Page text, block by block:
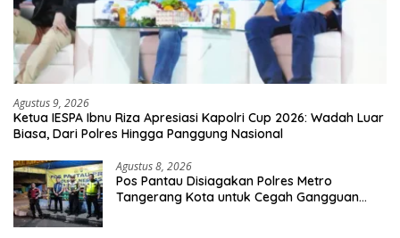
Agustus 9, 2026
Ketua IESPA Ibnu Riza Apresiasi Kapolri Cup 2026: Wadah Luar
Biasa, Dari Polres Hingga Panggung Nasional
Agustus 8, 2026
Pos Pantau Disiagakan Polres Metro
Tangerang Kota untuk Cegah Gangguan